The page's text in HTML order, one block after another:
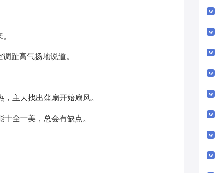
趾高气扬地说道。
主人找出蒲扇开始扇风。
全十美，总会有缺点。